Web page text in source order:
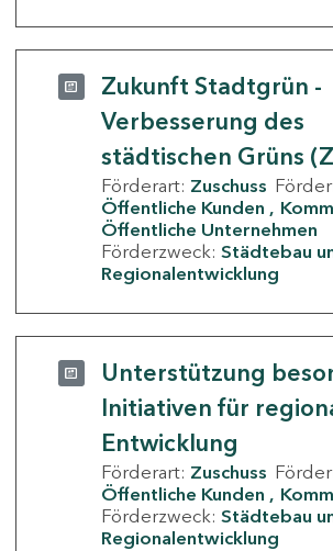
Zukunft Stadtgrün -
Verbesserung des
städtischen Grüns
Förderart: Zuschuss
Öffentliche Kunden
Öffentliche Unternehmen
Förderzweck: Städtebau
Regionalentwicklung
Unterstützung
Initiativen für
Entwicklung
Förderart: Zuschuss
Öffentliche Kunden
Förderzweck: Städtebau
Regionalentwicklung